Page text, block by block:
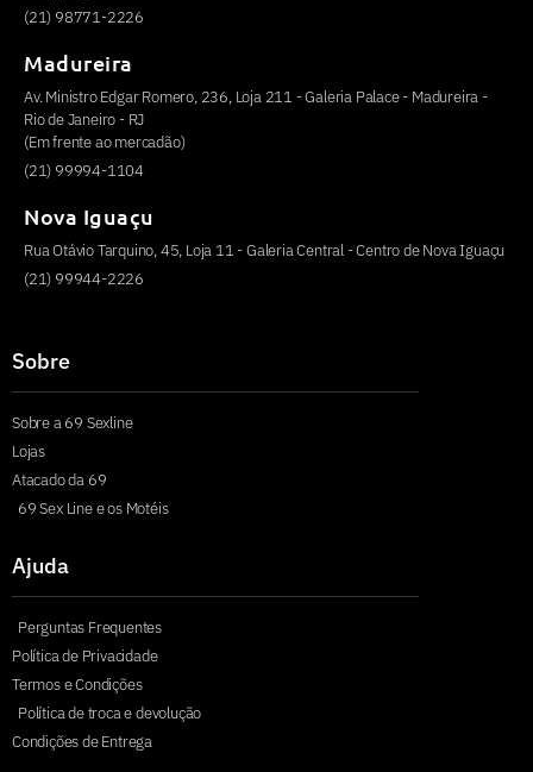
(21) 98771-2226
Madureira
Av. Ministro Edgar Romero, 236, Loja 211 - Galeria Palace - Madureira -
Rio de Janeiro - RJ
(Em frente ao mercadão)
(21) 99994-1104
Nova Iguaçu
Rua Otávio Tarquino, 45, Loja 11 - Galeria Central - Centro de Nova Iguaçu
(21) 99944-2226
Sobre
Sobre a 69 Sexline
Lojas
Atacado da 69
69 Sex Line e os Motéis
Ajuda
Perguntas Frequentes
Política de Privacidade
Termos e Condições
Política de troca e devolução
Condições de Entrega